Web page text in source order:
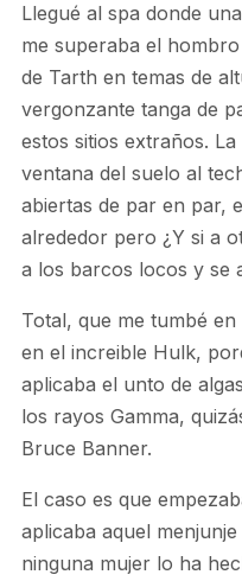
Llegué al spa donde
me superaba el
de Tarth en temas de
vergonzante tanga de
estos sitios extraños.
ventana del suelo al
abiertas de par en par,
alrededor pero ¿Y si a
a los barcos locos y se
Total, que me tumbé
en el increible Hulk,
aplicaba el unto de
los rayos Gamma,
Bruce Banner.
El caso es que
aplicaba aquel
ninguna mujer lo ha